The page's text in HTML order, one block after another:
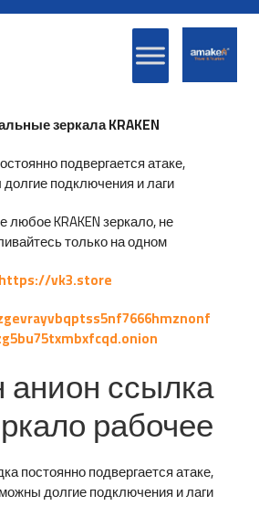
зеркала KRAKEN
подвергается атаке,
подключения и лаги.
KRAKEN зеркало, не
только на одном.
https://vk3.store
анион ссылка
рабочее
постоянно подвергается атаке,
долгие подключения и лаги.